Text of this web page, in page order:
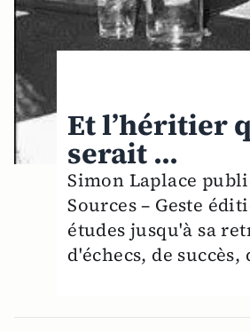
Et l’héritier
serait ...
Simon Laplace
Sources – Geste
études jusqu'à sa
d'échecs, de